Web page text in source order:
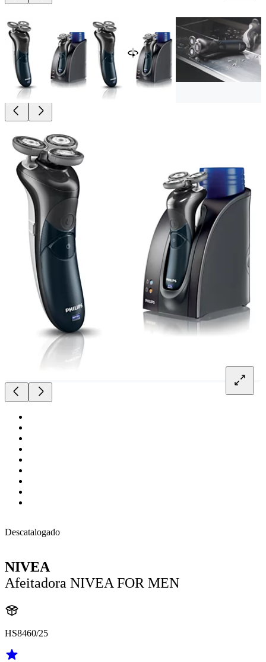
Descatalogado
NIVEA
Afeitadora NIVEA FOR MEN
HS8460/25